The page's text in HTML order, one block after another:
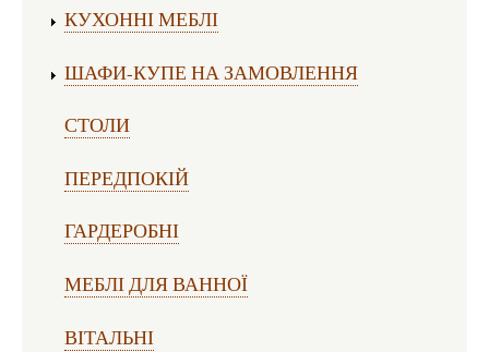
КУХОННІ МЕБЛІ
ШАФИ-КУПЕ НА ЗАМОВЛЕННЯ
СТОЛИ
ПЕРЕДПОКІЙ
ГАРДЕРОБНІ
МЕБЛІ ДЛЯ ВАННОЇ
ВІТАЛЬНІ